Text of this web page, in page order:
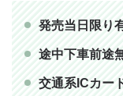
発売当日限り
途中下車前途
交通系ICカー